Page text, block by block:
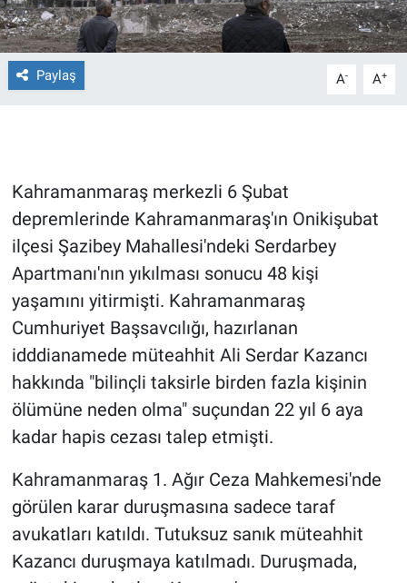
Paylaş A- A+
Kahramanmaraş merkezli 6 Şubat
depremlerinde Kahramanmaraş'ın Onikişubat
ilçesi Şazibey Mahallesi'ndeki Serdarbey
Apartmanı'nın yıkılması sonucu 48 kişi
yaşamını yitirmişti. Kahramanmaraş
Cumhuriyet Başsavcılığı, hazırlanan
idddianamede müteahhit Ali Serdar Kazancı
hakkında "bilinçli taksirle birden fazla kişinin
ölümüne neden olma" suçundan 22 yıl 6 aya
kadar hapis cezası talep etmişti.
Kahramanmaraş 1. Ağır Ceza Mahkemesi'nde
görülen karar duruşmasına sadece taraf
avukatları katıldı. Tutuksuz sanık müteahhit
Kazancı duruşmaya katılmadı. Duruşmada,
Gün Bitiyor
Gün Ortası
Haber
İlan
Kimdir
Koronavirüs
Kültür Sanat
Ne demişti
Nedir
Popüler